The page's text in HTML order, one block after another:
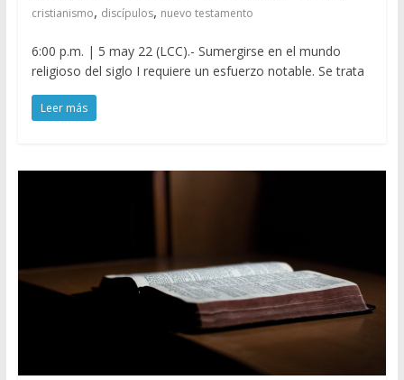
cristianismo, discípulos, nuevo testamento
6:00 p.m. | 5 may 22 (LCC).- Sumergirse en el mundo
religioso del siglo I requiere un esfuerzo notable. Se trata
Leer más